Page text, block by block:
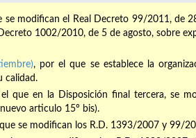
se modifican el Real Decreto 99/2011, de
1002/2010, de 5 de agosto, sobre
, por el que se establece la
calidad.
que en la Disposición final tercera, se
articulo 15º bis).
se modifican los R.D. 1393/2007 y 99/